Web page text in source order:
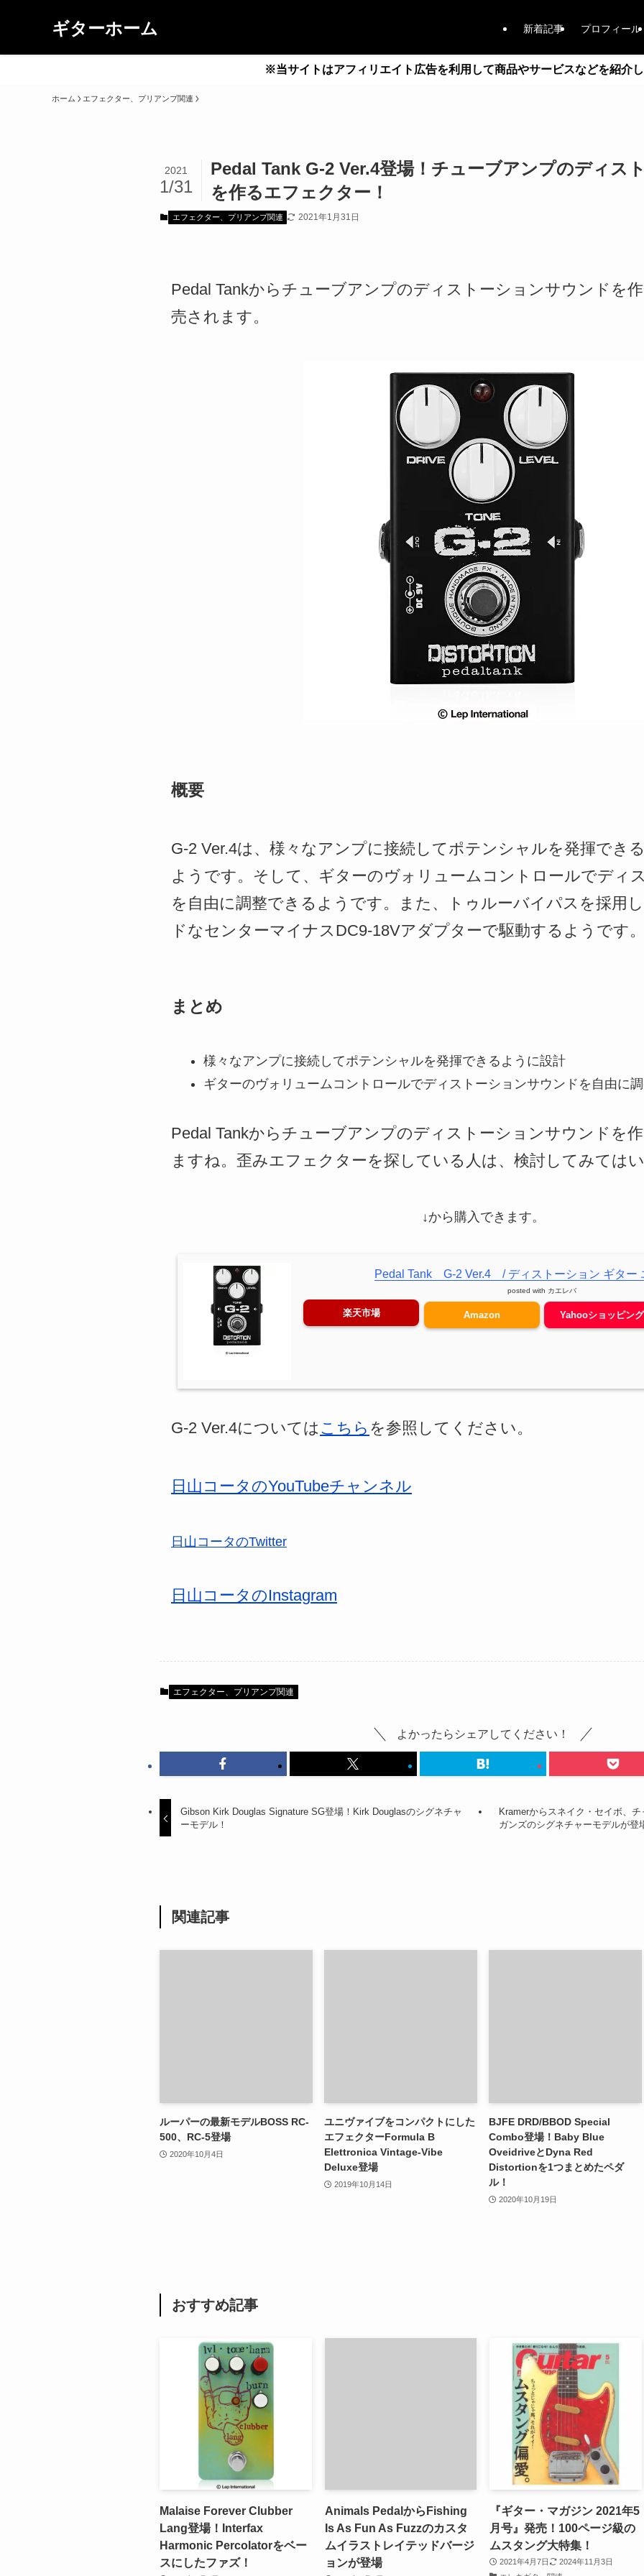
ギターホーム 新着記事 プロフィール
※当サイトはアフィリエイト広告を利用して商品やサービスなどを紹介し
ホーム エフェクター、プリアンプ関連
Pedal Tank G-2 Ver.4登場！チューブアンプのディス
を作るエフェクター！
2021
1/31
エフェクター、プリアンプ関連 2021年1月31日
Pedal Tankからチューブアンプのディストーションサウンドを
売されます。
概要
G-2 Ver.4は、様々なアンプに接続してポテンシャルを発揮でき
ようです。そして、ギターのヴォリュームコントロールでディ
を自由に調整できるようです。また、トゥルーバイパスを採用
ドなセンターマイナスDC9-18Vアダプターで駆動するようです。
まとめ
様々なアンプに接続してポテンシャルを発揮できるように設計
ギターのヴォリュームコントロールでディストーションサウンドを自由に
Pedal Tankからチューブアンプのディストーションサウンドを
ますね。歪みエフェクターを探している人は、検討してみては
↓から購入できます。
Pedal Tank G-2 Ver.4 / ディストーション ギター
posted with カエレバ
楽天市場 Amazon Yahooショッピング
G-2 Ver.4については こちら を参照してください。
日山コータのYouTubeチャンネル
日山コータのTwitter
日山コータのInstagram
エフェクター、プリアンプ関連
よかったらシェアしてください！
Gibson Kirk Douglas Signature SG登場！Kirk Douglasのシグネチャ
ーモデル！
Kramerからスネイク・セイボ、
ガンズのシグネチャーモデルが登
関連記事
ルーパーの最新モデルBOSS RC-
500、RC-5登場
2020年10月4日
ユニヴァイブをコンパクトにした
エフェクターFormula B
Elettronica Vintage-Vibe
Deluxe登場
2019年10月14日
BJFE DRD/BBOD Special
Combo登場！Baby Blue
OveidriveとDyna Red
Distortionを1つまとめたペダ
ル！
2020年10月19日
おすすめ記事
Malaise Forever Clubber
Lang登場！Interfax
Harmonic Percolatorをベー
スにしたファズ！
Animals PedalからFishing
Is As Fun As Fuzzのカスタ
ムイラストレイテッドバージ
ョンが登場
『ギター・マガジン 2021年5
月号』発売！100ページ級の
ムスタング大特集！
2021年4月7日
2024年11月3日